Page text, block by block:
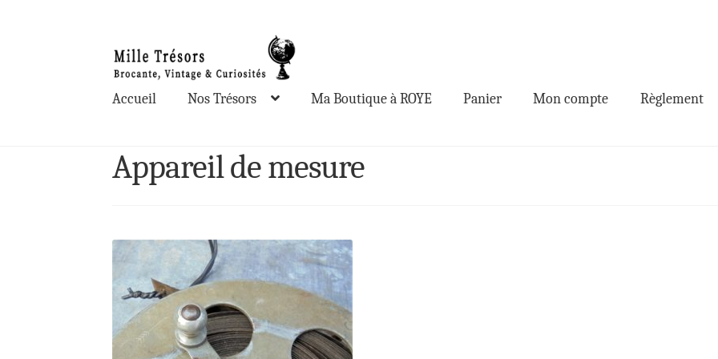
à
la
navigation
au
contenu
Accueil Nos Trésors Ma Boutique à ROYE Panier Mon compte Règlement
Appareil de mesure